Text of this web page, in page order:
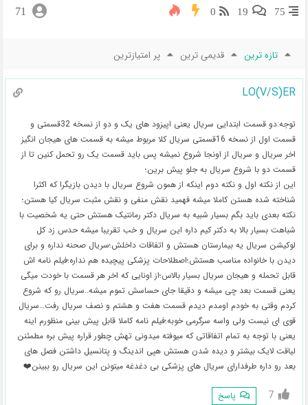
75
19
0
71
تازه ترین قدیمی ترین پر امتیازترین
LO(V/S)ER
توجه:دو قسمت ابتدایی سریال یعنی اپیزود های یک و دو از نسخه 32قسمتی و
قسمت اول از نسخه 16قسمتی سریال کلا مربوط میشه به قسمت های هیجان انگیز
اخر سریال و سریال از اونجا شروع نمیشه پس باید قسمت یک رو تحمل کنین تا از
قسمت دو با شروع سریال به جلو پیش برین؛
این از نکته اول و نکته دوم اینکه از همون شروع سریال با دیدن بازیگرا که اکثرا
شناخته شده هستن کاملا میشه فهمید نقش منفی و نقش مثبت سریال کیا هستن؛
نکته بعدی باید بگم بسیار شبیه به سریال دکتر رمانتیک هستش حتی یه شخصیت با
شباهت بسیار بالا به دکتر کیم داره این سریال و خب تقریبا میشه حدس زد کل
لوکیشن سریال یه بیمارستان هستش و اتفاقات داخلش؛سریال صحنه نداره و برای
دیدن با خانواده مناسب هستش؛اصطلاحات پزشکی پیچیده هم نداره؛فیلم نامه اش
قابل تحمله و هیجان سریال بسیار بالاس؛از اونایی که اخر هر قسمت با خودت میگی
یعنی قسمت بعد چی میشه و دقیقا جای حساسش تموم میشه..سریال رو که شروع
کردم وقتی به خودم اومدم دیدم قسمت هفت و هشتم و نصف سریال رفت…سریال
قوی ای نیست ولی واسه سرگرمی خوبه؛فیلم نامه کاملا قابل پیش بینی منظورم اینه
یعنی با توجه به تمام اتفاقاتی که میوفته میدونی تهش چطور قراره پیش بره مطمئنن
لیاقت لایک بیشتر و دیده شدن هستش هپی اندینگ و پتانسیل داشتن فصل های
بعد رو داره طرفدارای سریال های پزشکی بی دغدغه میتونن این سریال رو ببینن❤️
7 پاسخ